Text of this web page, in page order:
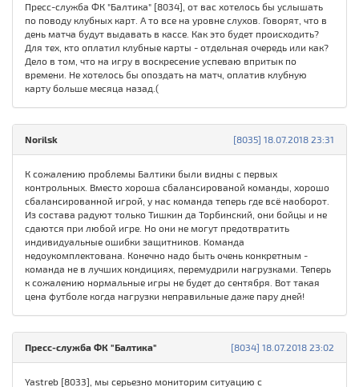
Пресс-служба ФК "Балтика" [8034], от вас хотелось бы услышать
по поводу клубных карт. А то все на уровне слухов. Говорят, что в
день матча будут выдавать в кассе. Как это будет происходить?
Для тех, кто оплатил клубные карты - отдельная очередь или как?
Дело в том, что на игру в воскресение успеваю впритык по
времени. Не хотелось бы опоздать на матч, оплатив клубную
карту больше месяца назад.(
[8035] 18.07.2018 23:31
Norilsk
К сожалению проблемы Балтики были видны с первых
контрольных. Вместо хороша сбалансированой команды, хорошо
сбалансированной игрой, у нас команда теперь где всё наоборот.
Из состава радуют только Тишкин да Торбинский, они бойцы и не
сдаются при любой игре. Но они не могут предотвратить
индивидуальные ошибки защитников. Команда
недоукомплектована. Конечно надо быть очень конкретным -
команда не в лучших кондициях, перемудрили нагрузками. Теперь
к сожалению нормальные игры не будет до сентября. Вот такая
цена футболе когда нагрузки неправильные даже пару дней!
[8034] 18.07.2018 23:02
Пресс-служба ФК "Балтика"
Yastreb [8033], мы серьезно мониторим ситуацию с